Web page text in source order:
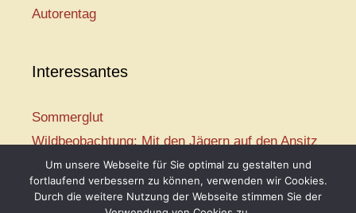
Autorentag
Interessantes
Sommerglut
Wildbeobachtung: Mit den Jägern auf den Ansitz
Mir ist so heiß
Mission: Rettungsschwimmer
Um unsere Webseite für Sie optimal zu gestalten und
fortlaufend verbessern zu können, verwenden wir Cookies.
Durch die weitere Nutzung der Webseite stimmen Sie der